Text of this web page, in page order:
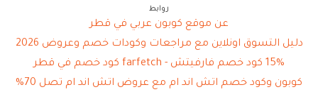
روابط
عن موقع كوبون عربي في قطر
دليل التسوق اونلاين مع مراجعات وكودات خصم وعروض 2026
15% كود خصم فارفيتش - farfetch كود خصم في قطر
كوبون وكود خصم اتش اند ام مع عروض اتش اند ام تصل 70%